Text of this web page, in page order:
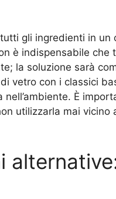
gli ingredienti in un
è indispensabile
la soluzione sarà
vetro con i classici
È
utilizzarla mai vicino